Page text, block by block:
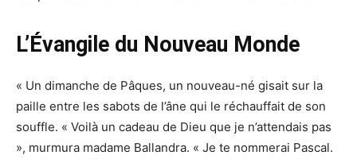
L’Évangile du Nouveau Monde
« Un dimanche de Pâques, un nouveau-né gisait sur la
paille entre les sabots de l’âne qui le réchauffait de son
souffle. « Voilà un cadeau de Dieu que je n’attendais pas
», murmura madame Ballandra. « Je te nommerai Pascal.